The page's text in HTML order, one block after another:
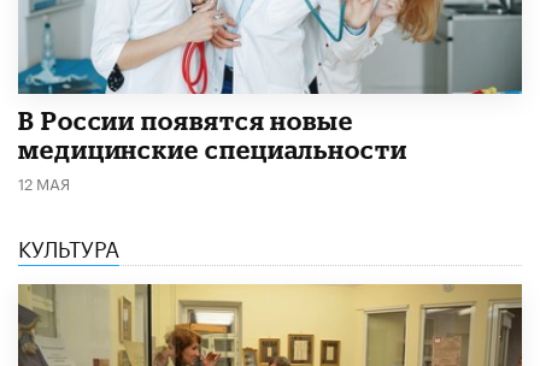
В России появятся новые
медицинские специальности
12 МАЯ
КУЛЬТУРА